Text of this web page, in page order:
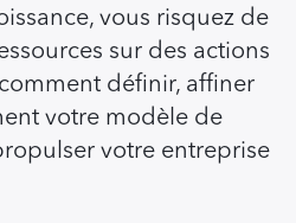
vous risquez de
sur des actions
définir, affiner
votre modèle de
votre entreprise